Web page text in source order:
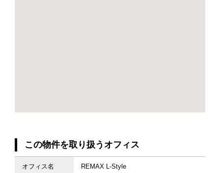
この物件を取り扱うオフィス
オフィス名 REMAX L-Style